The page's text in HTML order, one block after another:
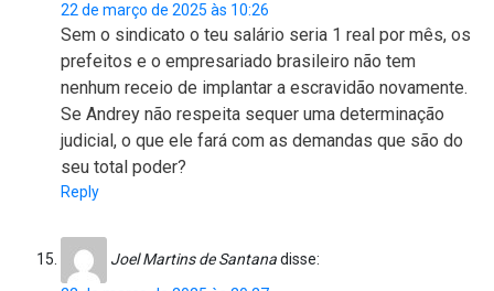
22 de março de 2025 às 10:26
Sem o sindicato o teu salário seria 1 real por mês, os
prefeitos e o empresariado brasileiro não tem
nenhum receio de implantar a escravidão novamente.
Se Andrey não respeita sequer uma determinação
judicial, o que ele fará com as demandas que são do
seu total poder?
Reply
Joel Martins de Santanadisse: